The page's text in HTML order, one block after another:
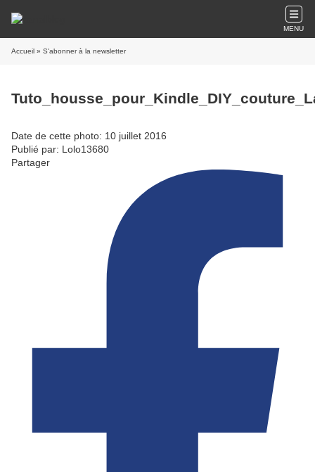
MENU
Accueil » S'abonner à la newsletter
Date de cette photo: 10 juillet 2016
Publié par: Lolo13680
Partager